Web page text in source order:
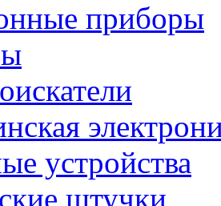
приборы
устройства
штучки